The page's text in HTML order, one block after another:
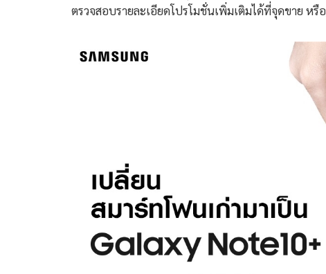
ตรวจสอบรายละเอียดโปรโมชั่นเพิ่มเติมได้ที่จุดขาย หรือ